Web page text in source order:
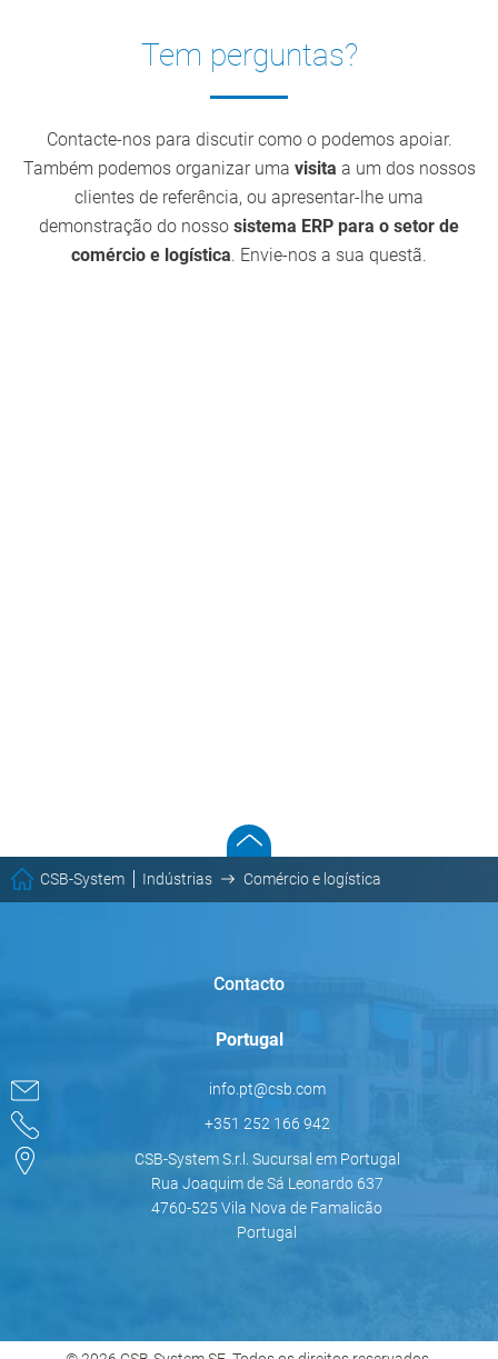
Tem perguntas?
Contacte-nos para discutir como o podemos apoiar.
Também podemos organizar uma visita a um dos nossos
clientes de referência, ou apresentar-lhe uma
demonstração do nosso sistema ERP para o setor de
comércio e logística. Envie-nos a sua questã.
CSB-System Indústrias Comércio e logística
Contacto
Portugal
info.pt@csb.com
+351 252 166 942
CSB-System S.r.l. Sucursal em Portugal
Rua Joaquim de Sá Leonardo 637
4760-525 Vila Nova de Famalicão
Portugal